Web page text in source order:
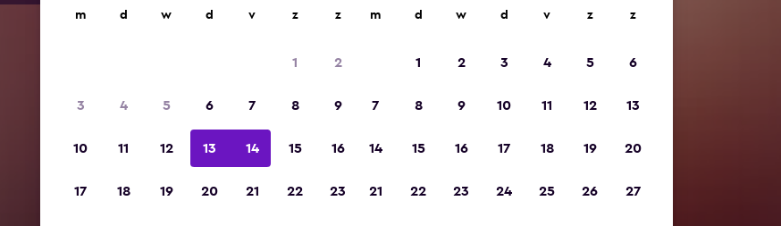
m d w d v z z
1 2
3 4 5 6 7 8 9
10 11 12 13 14 15 16
17 18 19 20 21 22 23
m d w d v z z
1 2 3 4 5 6
7 8 9 10 11 12 13
14 15 16 17 18 19 20
21 22 23 24 25 26 27